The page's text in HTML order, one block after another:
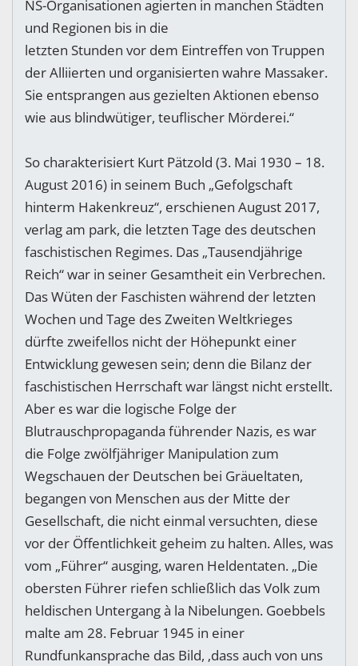
NS-Organisationen agierten in manchen Städten
und Regionen bis in die
letzten Stunden vor dem Eintreffen von Truppen
der Alliierten und organisierten wahre Massaker.
Sie entsprangen aus gezielten Aktionen ebenso
wie aus blindwütiger, teuflischer Mörderei.“
So charakterisiert Kurt Pätzold (3. Mai 1930 – 18.
August 2016) in seinem Buch „Gefolgschaft
hinterm Hakenkreuz“, erschienen August 2017,
verlag am park, die letzten Tage des deutschen
faschistischen Regimes. Das „Tausendjährige
Reich“ war in seiner Gesamtheit ein Verbrechen.
Das Wüten der Faschisten während der letzten
Wochen und Tage des Zweiten Weltkrieges
dürfte zweifellos nicht der Höhepunkt einer
Entwicklung gewesen sein; denn die Bilanz der
faschistischen Herrschaft war längst nicht erstellt.
Aber es war die logische Folge der
Blutrauschpropaganda führender Nazis, es war
die Folge zwölfjähriger Manipulation zum
Wegschauen der Deutschen bei Gräueltaten,
begangen von Menschen aus der Mitte der
Gesellschaft, die nicht einmal versuchten, diese
vor der Öffentlichkeit geheim zu halten. Alles, was
vom „Führer“ ausging, waren Heldentaten. „Die
obersten Führer riefen schließlich das Volk zum
heldischen Untergang à la Nibelungen. Goebbels
malte am 28. Februar 1945 in einer
Rundfunkansprache das Bild, ‚dass auch von uns